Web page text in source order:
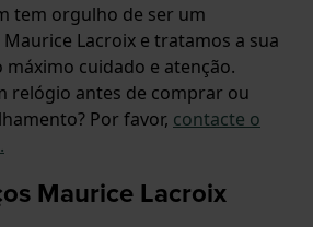
tem orgulho de ser um
Lacroix e tratamos a sua
cuidado e atenção.
relógio antes de comprar ou
Por favor, contacte o
Maurice Lacroix